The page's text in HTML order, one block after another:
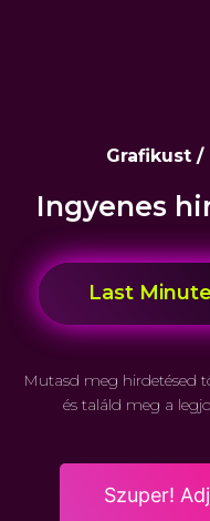
Grafikust
Ingyenes
Last
Mutasd meg hirdetésed
és találd meg a
Szuper!